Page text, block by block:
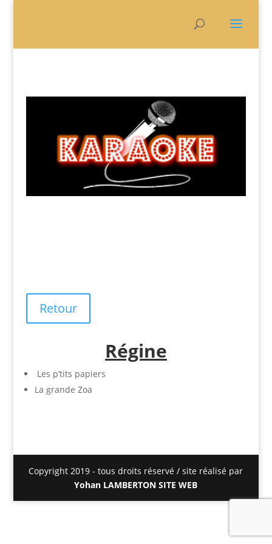
Retour
Régine
Les p’tits papiers
La grande Zoa
Copyright 2019 - tous droits réservé / site réalisé par
Yohan LAMBERTON SITE WEB